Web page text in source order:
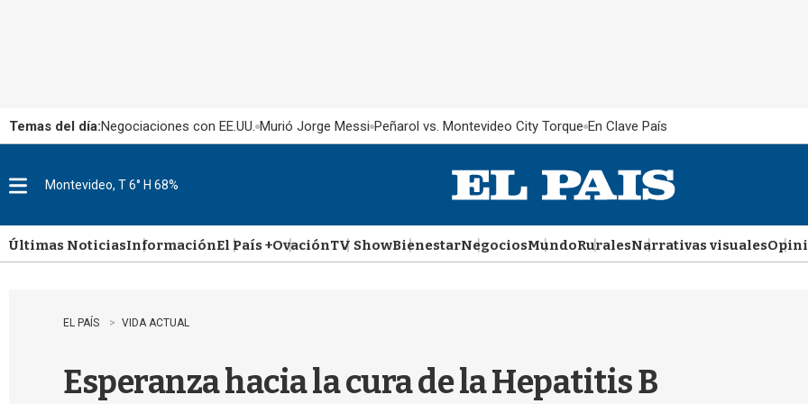
Temas del día:Negociaciones con EE.UU. Murió Jorge Messi Peñarol vs. Montevideo City Torque En Clave País
u
Montevideo, T 6° H 68%
Últimas NoticiasInformaciónEl País +OvaciónTV ShowBienestarNegociosMundoRuralesNarrativas visuales
EL PAÍS VIDA ACTUAL
Esperanza hacia la cura de la Hepatitis B